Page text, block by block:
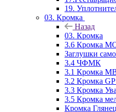
19.
03. Кромка
Назад
03. Кромка
3.6 Кромка
Заглушки
3.4 ЧФМК
3.1 Кромка
3.2 Кромка GP
3.3 Кромка
3.5 Кромка
Кромка Глянец